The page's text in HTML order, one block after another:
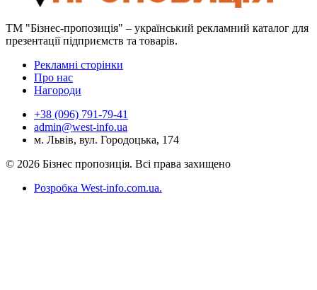
ТМ "Бізнес-пропозиція" – український рекламний каталог для
презентації підприємств та товарів.
Рекламні сторінки
Про нас
Нагороди
+38 (096) 791-79-41
admin@west-info.ua
м. Львів, вул. Городоцька, 174
© 2026 Бізнес пропозиція. Всі права захищено
Розробка West-info.com.ua.